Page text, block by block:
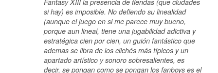
si hay) es imposible. No defiendo su linealidad
(aunque el juego en si me parece muy bueno,
porque aun lineal, tiene una jugabilidad adictiva y
estratégica cien por cien, un guión fantástico que
ademas se libra de los clichés más típicos y un
apartado artístico y sonoro sobresalientes, es
decir, se pongan como se pongan los fanboys es el